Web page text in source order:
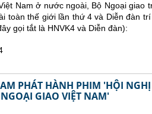
Nam ở nước ngoài, Bộ Ngoại giao
toàn thế giới lần thứ 4 và Diễn đàn
gọi tắt là HNVK4 và Diễn đàn):
PHÁT HÀNH PHIM 'HỘI
GIAO VIỆT NAM'